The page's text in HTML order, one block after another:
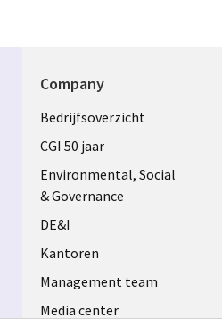
Company
Useful
links
NETHERLANDS
Bedrijfsoverzicht
CGI 50 jaar
Environmental, Social
& Governance
DE&I
Kantoren
Management team
Media center